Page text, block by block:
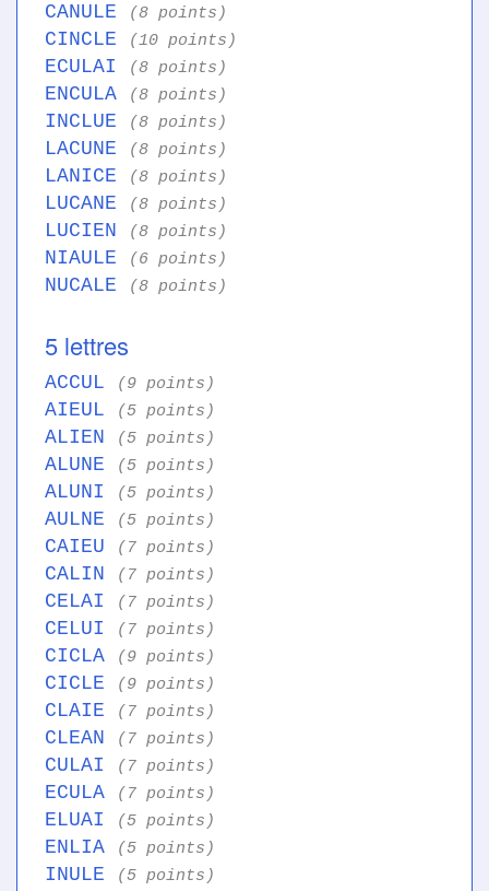
CANULE (8 points)
CINCLE (10 points)
ECULAI (8 points)
ENCULA (8 points)
INCLUE (8 points)
LACUNE (8 points)
LANICE (8 points)
LUCANE (8 points)
LUCIEN (8 points)
NIAULE (6 points)
NUCALE (8 points)
5 lettres
ACCUL (9 points)
AIEUL (5 points)
ALIEN (5 points)
ALUNE (5 points)
ALUNI (5 points)
AULNE (5 points)
CAIEU (7 points)
CALIN (7 points)
CELAI (7 points)
CELUI (7 points)
CICLA (9 points)
CICLE (9 points)
CLAIE (7 points)
CLEAN (7 points)
CULAI (7 points)
ECULA (7 points)
ELUAI (5 points)
ENLIA (5 points)
INULE (5 points)